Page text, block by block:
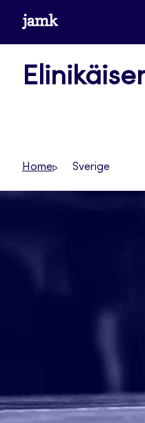
Siirrywww.jamk.fi
Home Sverige